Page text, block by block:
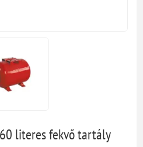
60 literes fekvő tartály